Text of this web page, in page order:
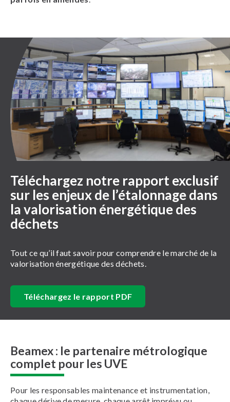
Téléchargez notre rapport exclusif
sur les enjeux de l’étalonnage dans
la valorisation énergétique des
déchets
Tout ce qu’il faut savoir pour comprendre le marché de la
valorisation énergétique des déchets.
Téléchargez le rapport PDF
Beamex : le partenaire métrologique
complet pour les UVE
Pour les responsables maintenance et instrumentation,